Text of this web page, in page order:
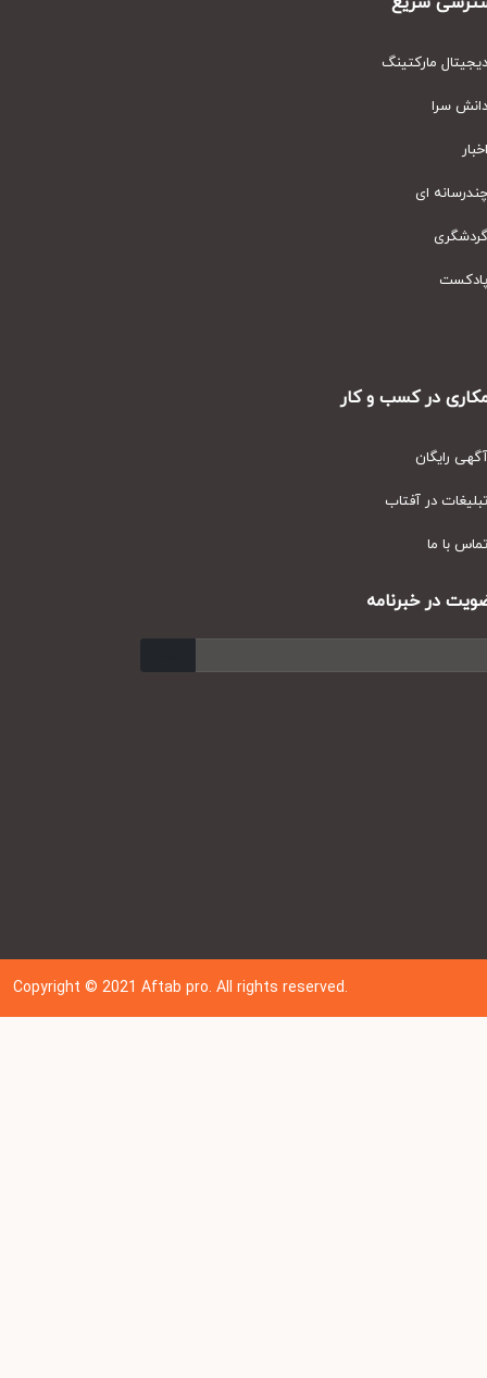
مارکتینگ
سرا
ای
در کسب و کار
رایگان
در آفتاب
با ما
در خبرنامه
Copyright © 202 1Aftab pro. All rights reserved.